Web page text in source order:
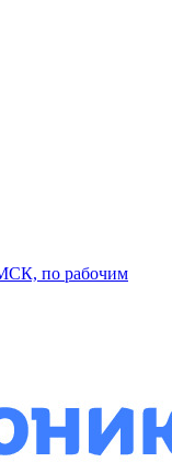
по рабочим